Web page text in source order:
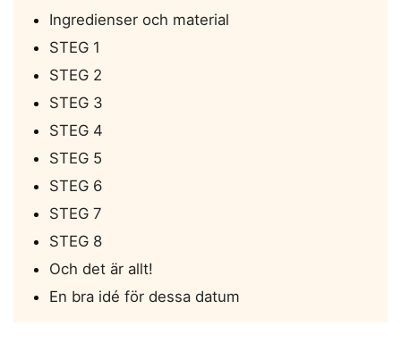
Ingredienser och material
STEG 1
STEG 2
STEG 3
STEG 4
STEG 5
STEG 6
STEG 7
STEG 8
Och det är allt!
En bra idé för dessa datum